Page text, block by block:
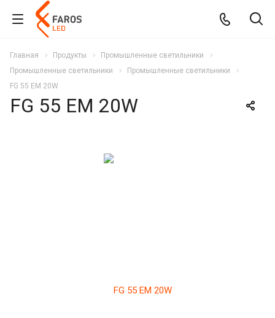
Главная Продукты
Промышленные светильники
Промышленные светильники
Промышленные светильники
FG 55 EM 20W
FG 55 EM 20W